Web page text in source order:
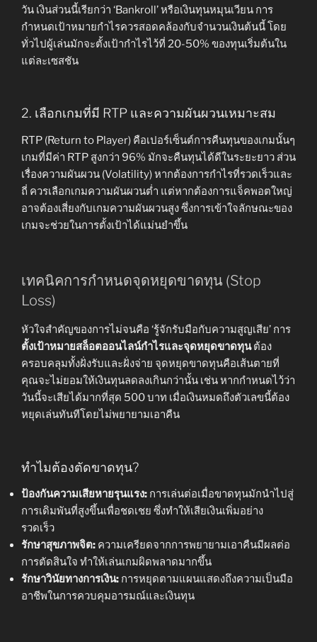
วัน เงินส่วนนี้เรียกว่า ‘Bankroll’ หรือเงินทุนหมุนเวียน การ
กำหนดเป้าหมายกำไรควรสอดคล้องกับจำนวนเงินต้นนี้ โดย
ทั่วไปผู้เล่นมักจะตั้งเป้ากำไรไว้ที่ 20-50% ของทุนเริ่มต้นใน
แต่ละเซสชัน
2. เลือกเกมที่มี RTP และความผันผวนเหมาะสม
RTP (Return to Player) คือเปอร์เซ็นต์การคืนทุนของเกมนั้นๆ
เกมที่มีค่า RTP สูงกว่า 96% มักจะคืนทุนได้ดีในระยะยาว ส่วน
เรื่องความผันผวน (Volatility) หากต้องการกำไรที่รวดเร็วและ
ถี่ ควรเลือกเกมความผันผวนต่ำ แต่หากต้องการแจ็คพอตใหญ่
อาจต้องเสี่ยงกับเกมความผันผวนสูง ซึ่งการเข้าใจลักษณะของ
เกมจะช่วยในการตั้งเป้าได้แม่นยำขึ้น
เทคนิคการกำหนดจุดหยุดขาดทุน (Stop
Loss)
หัวใจสำคัญของการไม่จนคือ ‘รู้จักรับมือกับความสูญเสีย’ การ
ตั้งเป้าหมายสล็อตออนไลน์กำไรและจุดหยุดขาดทุนต้อง
ครอบคลุมทั้งฝั่งรับและฝั่งจ่าย จุดหยุดขาดทุนคือเส้นตายที่
คุณจะไม่ยอมให้เงินทุนลดลงเกินกว่านั้น เช่น หากกำหนดไว้ว่า
วันนี้จะเสียได้มากที่สุด 500 บาท เมื่อเงินหมดถึงตัวเลขนี้ต้อง
หยุดเล่นทันทีโดยไม่พยายามเอาคืน
ทำไมต้องตัดขาดทุน?
ป้องกันความเสียหายรุนแรง: การเล่นต่อเมื่อขาดทุนมักนำไปสู่
การเดิมพันที่สูงขึ้นเพื่อชดเชย ซึ่งทำให้เสียเงินเพิ่มอย่าง
รวดเร็ว
รักษาสุขภาพจิต: ความเครียดจากการพยายามเอาคืนมีผลต่อ
การตัดสินใจ ทำให้เล่นเกมผิดพลาดมากขึ้น
รักษาวินัยทางการเงิน: การหยุดตามแผนแสดงถึงความเป็นมือ
อาชีพในการควบคุมอารมณ์และเงินทุน